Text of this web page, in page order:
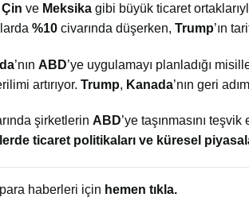
Çin ve Meksika gibi büyük ticaret
%10 civarında düşerken, Trump’ın
’nın ABD’ye uygulamayı planladığı
artırıyor. Trump, Kanada’nın geri
şirketlerin ABD’ye taşınmasını
ticaret politikaları ve küresel
haberleri için hemen tıkla.